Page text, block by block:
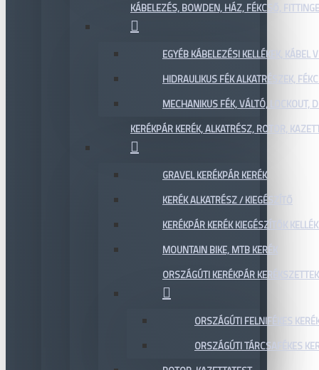
KÁBELEZÉS, BOWDEN, HÁZ, FÉKCSŐ,
EGYÉB KÁBELEZÉSI KELLÉKEK,
HIDRAULIKUS FÉK ALKATRÉSZEK,
MECHANIKUS FÉK, VÁLTÓ, LOCKOUT,
KERÉKPÁR KERÉK, ALKATRÉSZ, ROTOR,
GRAVEL KERÉKPÁR KERÉK
KERÉK ALKATRÉSZ / KIEGÉSZÍTŐ
KERÉKPÁR KERÉK KIEGÉSZÍTŐK
MOUNTAIN BIKE, MTB KERÉK
ORSZÁGÚTI KERÉKPÁR KERÉKSZETTEK
ORSZÁGÚTI FELNIFÉKES
ORSZÁGÚTI TÁRCSAFÉKES